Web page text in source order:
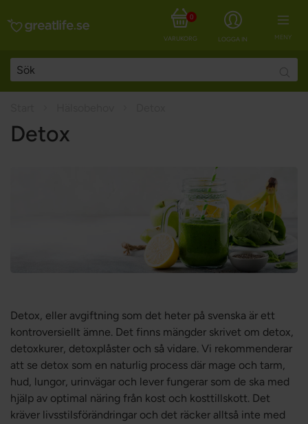
MENY
LOGGA IN
VARUKORG
0
Detox
Detox, eller avgiftning som det heter på svenska är ett
kontroversiellt ämne. Det finns mängder skrivet om detox,
detoxkurer, detoxplåster och så vidare. Vi rekommenderar
att se detox som en naturlig process där mage och tarm,
hud, lungor, urinvägar och lever fungerar som de ska med
hjälp av optimal näring från kost och kosttillskott. Det
kräver livsstilsförändringar och det räcker alltså inte med